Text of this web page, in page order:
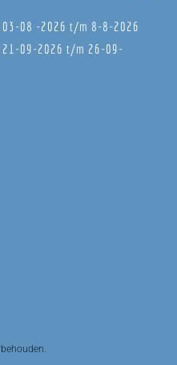
03-08 -2026 t/m 8-8-2026
21-09-2026 t/m 26-09-